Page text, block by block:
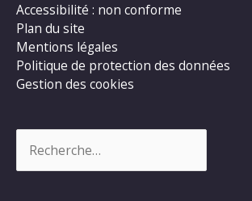
Accessibilité : non conforme
Plan du site
Mentions légales
Politique de protection des données
Gestion des cookies